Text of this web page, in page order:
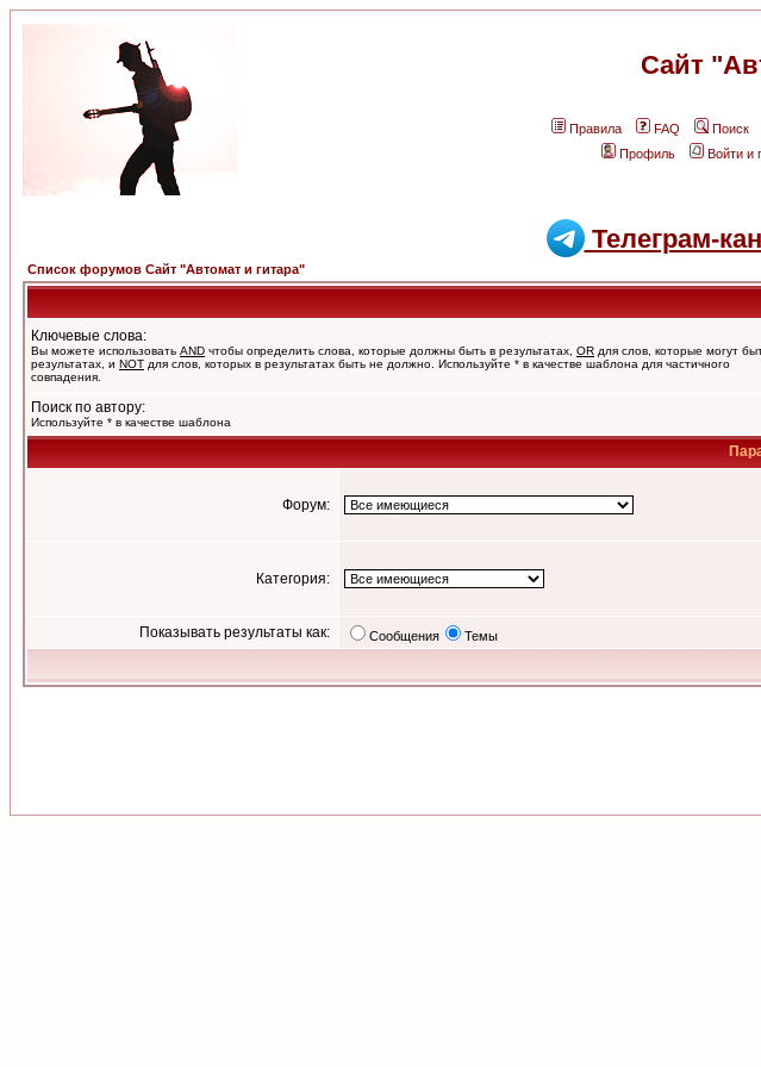
Сайт
Правила FAQ Поиск
Профиль
Войти и
Телеграм-
Список форумов Сайт "Автомат и гитара"
Ключевые слова:
Вы можете использовать AND чтобы определить слова, которые должны быть в результатах, OR для слов, которые могут
результатах, и NOT для слов, которых в результатах быть не должно. Используйте * в качестве шаблона для частичного
совпадения.
Поиск по автору:
Используйте * в качестве шаблона
Форум:
Категория:
Показывать результаты как: Сообщения Темы